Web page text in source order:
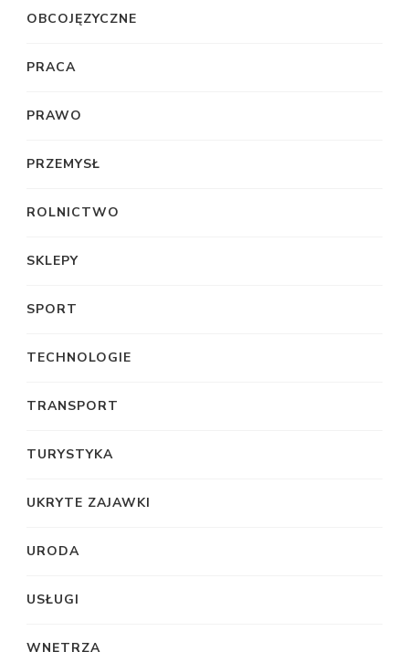
OBCOJĘZYCZNE
PRACA
PRAWO
PRZEMYSŁ
ROLNICTWO
SKLEPY
SPORT
TECHNOLOGIE
TRANSPORT
TURYSTYKA
UKRYTE ZAJAWKI
URODA
USŁUGI
WNĘTRZA